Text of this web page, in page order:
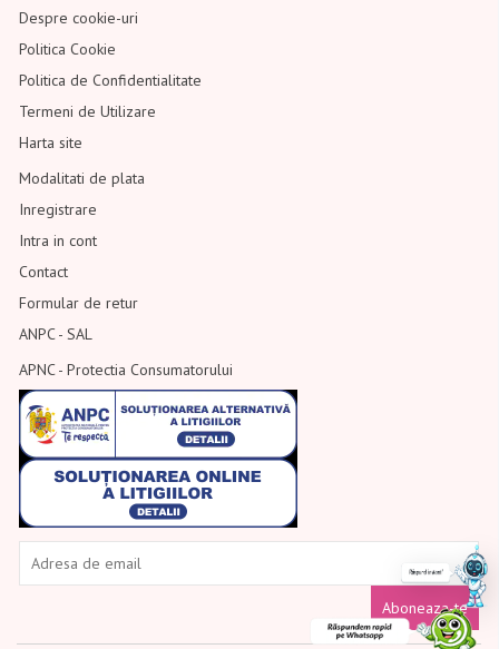
Despre cookie-uri
Politica Cookie
Politica de Confidentialitate
Termeni de Utilizare
Harta site
Modalitati de plata
Inregistrare
Intra in cont
Contact
Formular de retur
ANPC - SAL
APNC - Protectia Consumatorului
Aboneaza-te